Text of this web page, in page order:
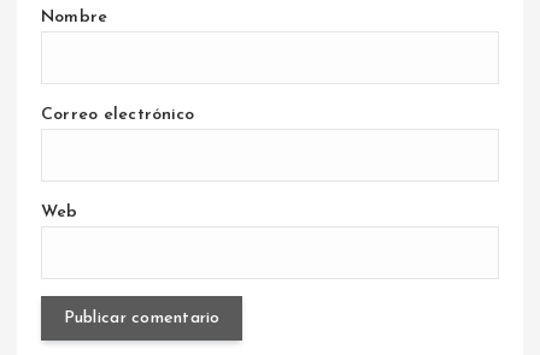
Nombre
Correo electrónico
Web